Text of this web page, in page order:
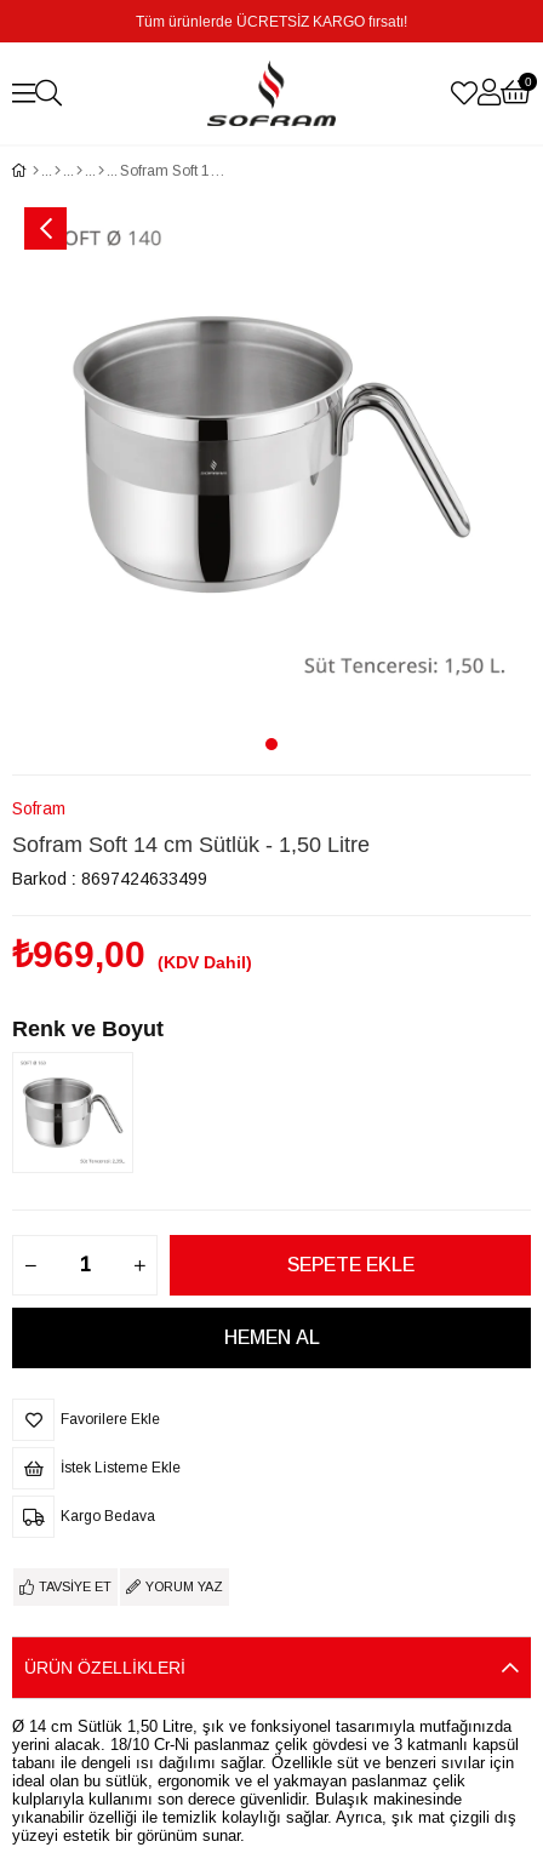
Tüm ürünlerde ÜCRETSİZ KARGO fırsatı!
0
Sofram Soft 14 cm Sütlük - 1,50 Litre
Sofram
Sofram Soft 14 cm Sütlük - 1,50 Litre
Barkod : 8697424633499
₺969,00 (KDV Dahil)
Renk ve Boyut
Favorilere Ekle
İstek Listeme Ekle
Kargo Bedava
TAVSIYE ET YORUM YAZ
ÜRÜN ÖZELLIKLERI
Ø 14 cm Sütlük 1,50 Litre, şık ve fonksiyonel tasarımıyla mutfağınızda
yerini alacak. 18/10 Cr-Ni paslanmaz çelik gövdesi ve 3 katmanlı kapsül
tabanı ile dengeli ısı dağılımı sağlar. Özellikle süt ve benzeri sıvılar için
ideal olan bu sütlük, ergonomik ve el yakmayan paslanmaz çelik
kulplarıyla kullanımı son derece güvenlidir. Bulaşık makinesinde
yıkanabilir özelliği ile temizlik kolaylığı sağlar. Ayrıca, şık mat çizgili dış
yüzeyi estetik bir görünüm sunar.